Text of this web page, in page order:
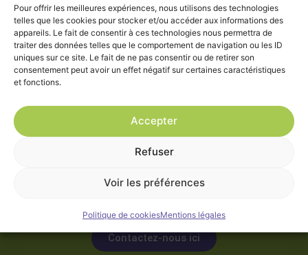
Pour offrir les meilleures expériences, nous utilisons des technologies
telles que les cookies pour stocker et/ou accéder aux informations des
appareils. Le fait de consentir à ces technologies nous permettra de
traiter des données telles que le comportement de navigation ou les ID
uniques sur ce site. Le fait de ne pas consentir ou de retirer son
consentement peut avoir un effet négatif sur certaines caractéristiques
et fonctions.
Accepter
Refuser
Voir les préférences
Politique de cookiesMentions légales
Vous avez un projet, d’aménagement,
de restructuration ou un projet
immobilier,
vous souhaitez échanger avec un
Contactez-nous ici